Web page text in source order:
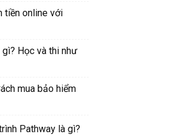
tiền online với
Học và thi như
mua bảo hiểm
Pathway là gì?